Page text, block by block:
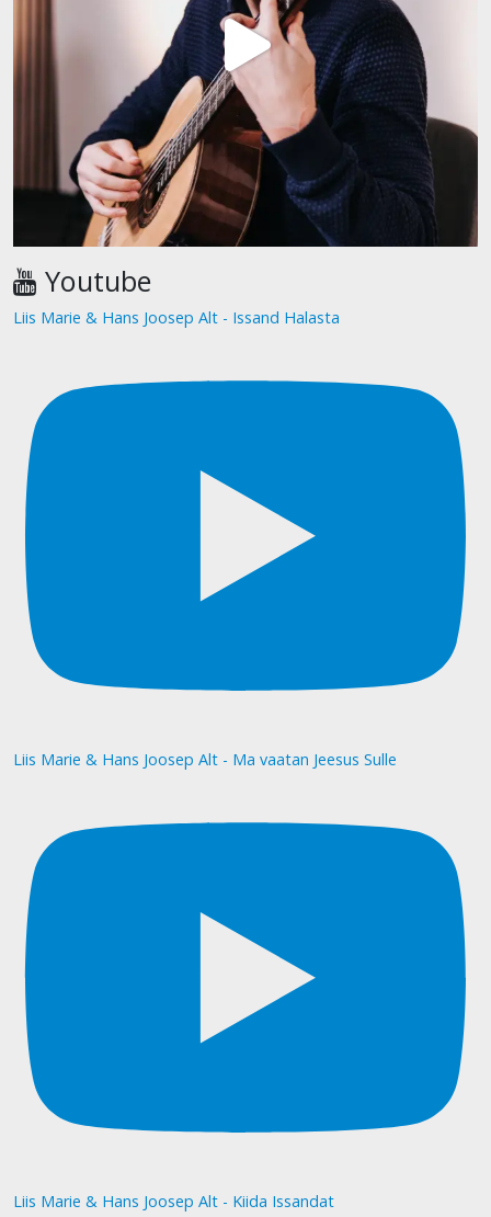
Youtube
Liis Marie & Hans Joosep Alt - Issand Halasta
Liis Marie & Hans Joosep Alt - Ma vaatan Jeesus Sulle
Liis Marie & Hans Joosep Alt - Kiida Issandat